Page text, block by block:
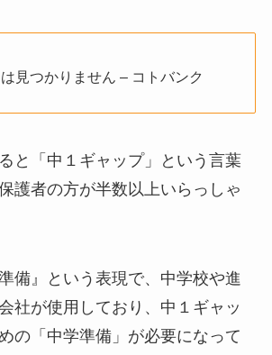
見つかりません – コトバンク
と「中１ギャップ」という言葉
護者の方が半数以上いらっしゃ
備』という表現で、中学校や進
社が使用しており、中１ギャッ
の「中学準備」が必要になって